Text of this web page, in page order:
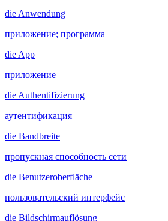
die Anwendung
приложение; программа
die App
приложение
die Authentifizierung
аутентификация
die Bandbreite
пропускная способность сети
die Benutzeroberfläche
пользовательский интерфейс
die Bildschirmauflösung